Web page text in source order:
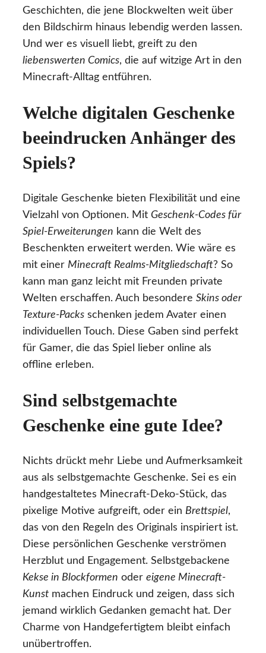
Geschichten, die jene Blockwelten weit über
den Bildschirm hinaus lebendig werden lassen.
Und wer es visuell liebt, greift zu den
liebenswerten Comics, die auf witzige Art in den
Minecraft-Alltag entführen.
Welche digitalen Geschenke
beeindrucken Anhänger des
Spiels?
Digitale Geschenke bieten Flexibilität und eine
Vielzahl von Optionen. Mit Geschenk-Codes für
Spiel-Erweiterungen kann die Welt des
Beschenkten erweitert werden. Wie wäre es
mit einer Minecraft Realms-Mitgliedschaft? So
kann man ganz leicht mit Freunden private
Welten erschaffen. Auch besondere Skins oder
Texture-Packs schenken jedem Avater einen
individuellen Touch. Diese Gaben sind perfekt
für Gamer, die das Spiel lieber online als
offline erleben.
Sind selbstgemachte
Geschenke eine gute Idee?
Nichts drückt mehr Liebe und Aufmerksamkeit
aus als selbstgemachte Geschenke. Sei es ein
handgestaltetes Minecraft-Deko-Stück, das
pixelige Motive aufgreift, oder ein Brettspiel,
das von den Regeln des Originals inspiriert ist.
Diese persönlichen Geschenke verströmen
Herzblut und Engagement. Selbstgebackene
Kekse in Blockformen oder eigene Minecraft-
Kunst machen Eindruck und zeigen, dass sich
jemand wirklich Gedanken gemacht hat. Der
Charme von Handgefertigtem bleibt einfach
unübertroffen.